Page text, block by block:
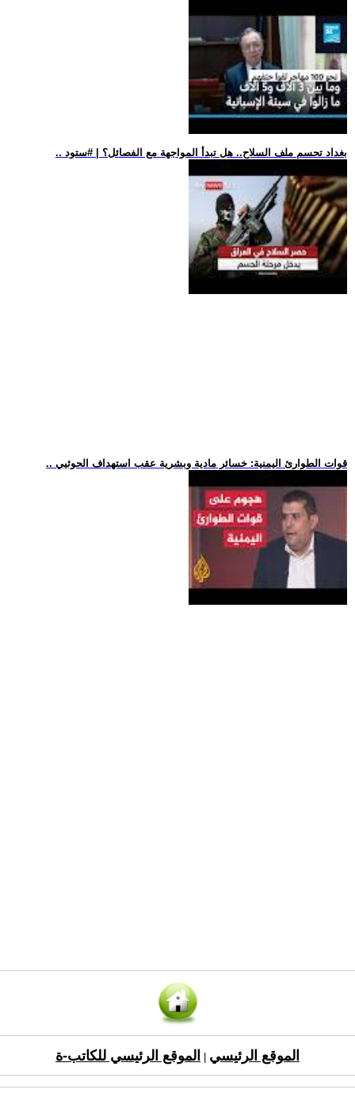
.. بغداد تحسم ملف السلاح.. هل تبدأ المواجهة مع الفصائل؟ | #ستود
.. قوات الطوارئ اليمنية: خسائر مادية وبشرية عقب استهداف الحوثيي
الموقع الرئيسي الموقع الرئيسي للكاتب-ة